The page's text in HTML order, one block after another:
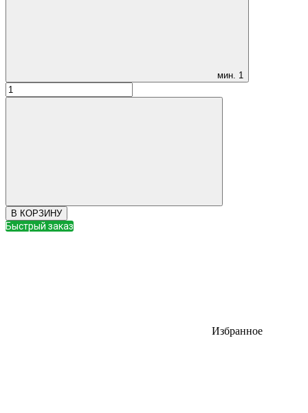
мин. 1
В КОРЗИНУ
Быстрый заказ
Избранное